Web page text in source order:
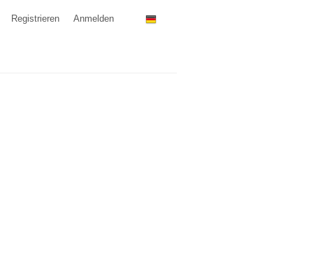
Registrieren Anmelden